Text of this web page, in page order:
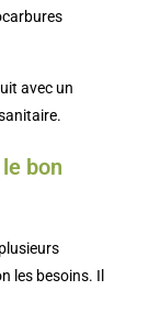
avec un
bon
les besoins. Il